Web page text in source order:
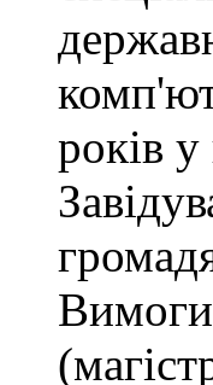
років